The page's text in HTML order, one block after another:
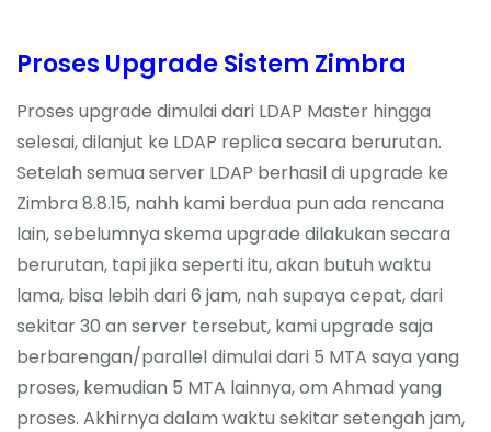
Proses Upgrade Sistem Zimbra
Proses upgrade dimulai dari LDAP Master hingga
selesai, dilanjut ke LDAP replica secara berurutan.
Setelah semua server LDAP berhasil di upgrade ke
Zimbra 8.8.15, nahh kami berdua pun ada rencana
lain, sebelumnya skema upgrade dilakukan secara
berurutan, tapi jika seperti itu, akan butuh waktu
lama, bisa lebih dari 6 jam, nah supaya cepat, dari
sekitar 30 an server tersebut, kami upgrade saja
berbarengan/parallel dimulai dari 5 MTA saya yang
proses, kemudian 5 MTA lainnya, om Ahmad yang
proses. Akhirnya dalam waktu sekitar setengah jam,